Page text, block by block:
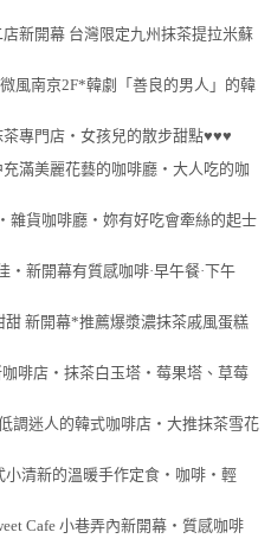
新開幕 台灣限定九州抹茶提拉米蘇
微風南京2F*韓劇「善良的男人」的韓
茶專門店‧女孩兒的散步甜點♥♥♥
充滿美麗花藝的咖啡廳‧大人吃的咖
‧雜貨咖啡廳‧妳有好吃會牽絲的起士
‧新開幕有質感咖啡·早午餐·下午
甜 新開幕*推薦爆漿濃抹茶戚風蛋糕
咖啡店‧抹茶白玉塔‧莓果塔、草莓
低調迷人的韓式咖啡店‧大推抹茶雪花
小清新的溫暖手作定食‧咖啡‧輕
Cafe 小巷弄內新開幕‧質感咖啡